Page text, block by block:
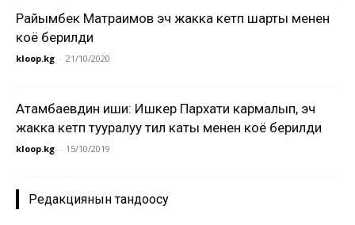
Райымбек Матраимов эч жакка кетпөө шарты менен
коё берилди
kloop.kg - 21/10/2020
Атамбаевдин иши: Ишкер Пархати кармалып, эч
жакка кетпөө тууралуу тил каты менен коё берилди
kloop.kg - 15/10/2019
Редакциянын тандоосу